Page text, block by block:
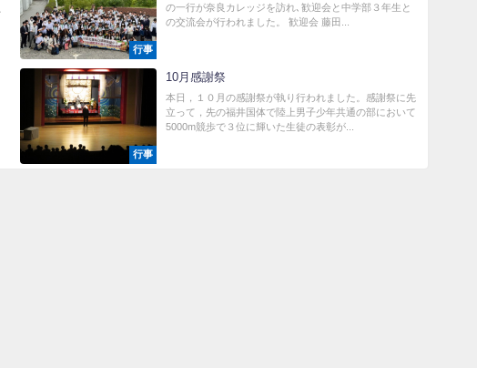
行事
の一行が奈良カレッジを訪れ､歓迎会と中学部３年生と
の交流会が行われました。 歓迎会 藤田...
行事
10月感謝祭
本日，１０月の感謝祭が執り行われました。感謝祭に先
立って，先の福井国体で陸上男子少年共通の部において
5000m競歩で３位に輝いた生徒の表彰が...